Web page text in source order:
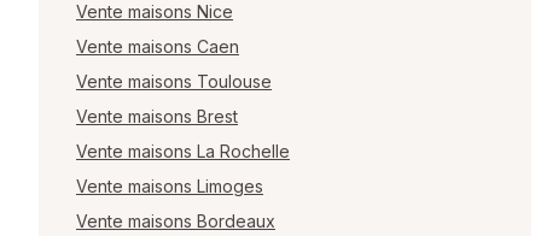
Vente maisons Nice
Vente maisons Caen
Vente maisons Toulouse
Vente maisons Brest
Vente maisons La Rochelle
Vente maisons Limoges
Vente maisons Bordeaux